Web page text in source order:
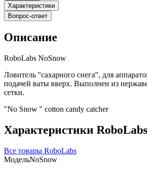
Характеристики
Вопрос-ответ
Описание
RoboLabs NoSnow
Ловитель "сахарного снега", для
подачей ваты вверх. Выполнен из
сетки.
"No Snow " cotton candy catcher
Характеристики
Все товары RoboLabs
МодельNoSnow